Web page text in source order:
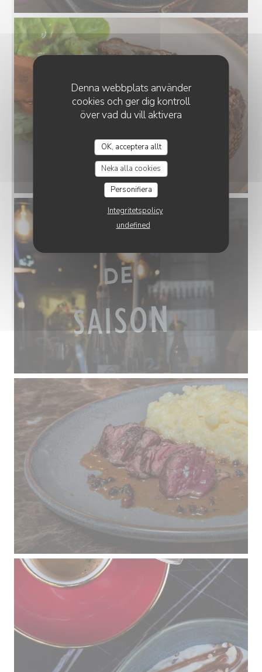
Denna webbplats använder
cookies och ger dig kontroll
över vad du vill aktivera
OK, acceptera allt
Neka alla cookies
Personifiera
Integritetspolicy
undefined